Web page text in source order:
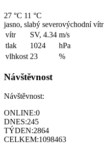
27 °C 11 °C
jasno, slabý severovýchodní vítr
vítr
SV, 4.34 m/s
tlak
1024
hPa
vlhkost 23 %
Návštěvnost
Návštěvnost:
ONLINE:0
DNES:245
TÝDEN:2864
CELKEM:1098463